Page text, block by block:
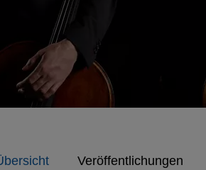
Veröffentlichungen